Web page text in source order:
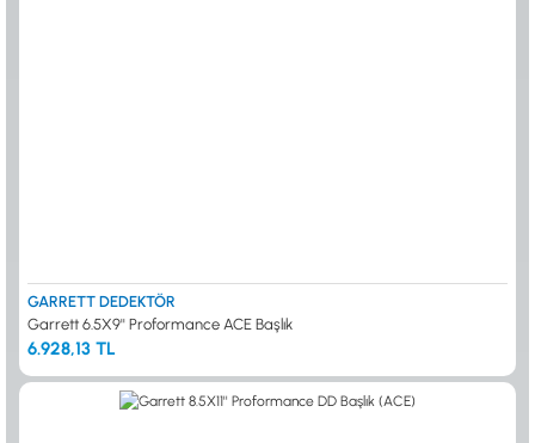
GARRETT DEDEKTÖR
Garrett 6.5X9'' Proformance ACE Başlık
6.928,13 TL